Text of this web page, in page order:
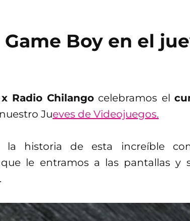
Boy en el
Radio Chilango celebramos el
Jueves de Videojuegos.
la historia de esta increíble
le entramos a las pantallas y